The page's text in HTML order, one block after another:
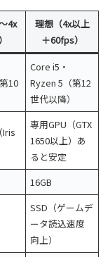
4x
理想（4x以上
＋60fps）
10
Core i5・
Ryzen 5（第12
世代以降）
Iris
専用GPU（GTX
1650以上）あ
ると安定
16GB
SSD（ゲームデ
ータ読込速度
向上）